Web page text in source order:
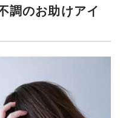
調のお助けアイ